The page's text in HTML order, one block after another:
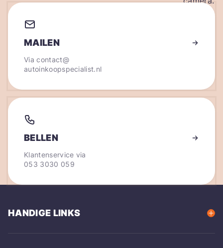
MAILEN
Viacontact@
autoinkoopspecialist.nl
BELLEN
Klantenservice via
053 3030 059
HANDIGE LINKS